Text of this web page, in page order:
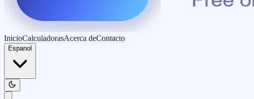
InicioCalculadorasAcerca deContacto
Espanol